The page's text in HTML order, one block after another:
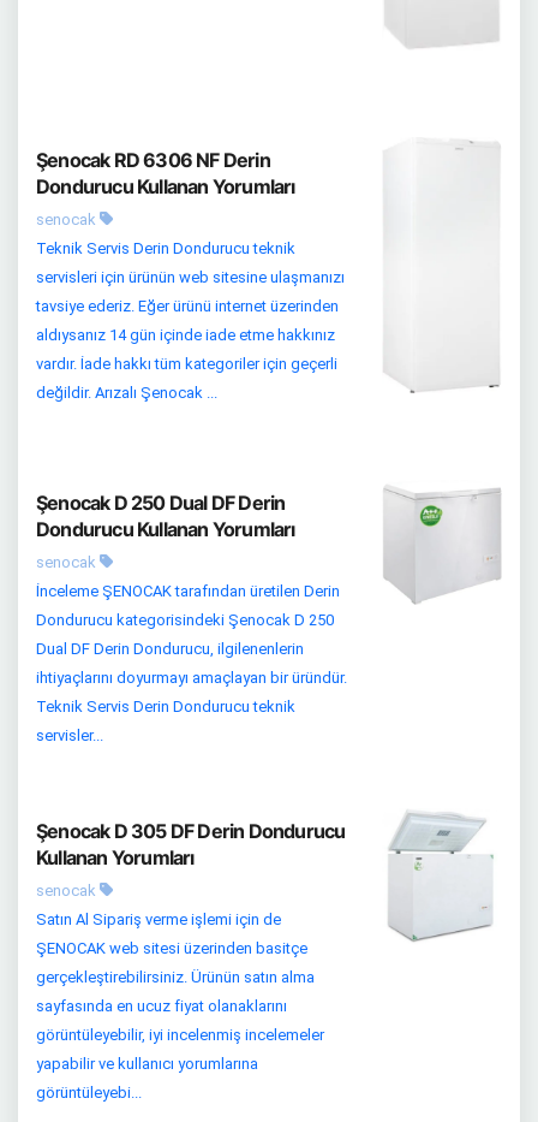
Şenocak RD 6306 NF Derin
Dondurucu Kullanan Yorumları
senocak
Teknik Servis Derin Dondurucu teknik
servisleri için ürünün web sitesine ulaşmanızı
tavsiye ederiz. Eğer ürünü internet üzerinden
aldıysanız 14 gün içinde iade etme hakkınız
vardır. İade hakkı tüm kategoriler için geçerli
değildir. Arızalı Şenocak ...
Şenocak D 250 Dual DF Derin
Dondurucu Kullanan Yorumları
senocak
İnceleme ŞENOCAK tarafından üretilen Derin
Dondurucu kategorisindeki Şenocak D 250
Dual DF Derin Dondurucu, ilgilenenlerin
ihtiyaçlarını doyurmayı amaçlayan bir üründür.
Teknik Servis Derin Dondurucu teknik
servisler...
Şenocak D 305 DF Derin Dondurucu
Kullanan Yorumları
senocak
Satın Al Sipariş verme işlemi için de
ŞENOCAK web sitesi üzerinden basitçe
gerçekleştirebilirsiniz. Ürünün satın alma
sayfasında en ucuz fiyat olanaklarını
görüntüleyebilir, iyi incelenmiş incelemeler
yapabilir ve kullanıcı yorumlarına
görüntüleyebi...